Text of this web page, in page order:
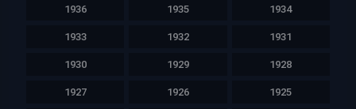
1936 1935 1934
1933 1932 1931
1930 1929 1928
1927 1926 1925